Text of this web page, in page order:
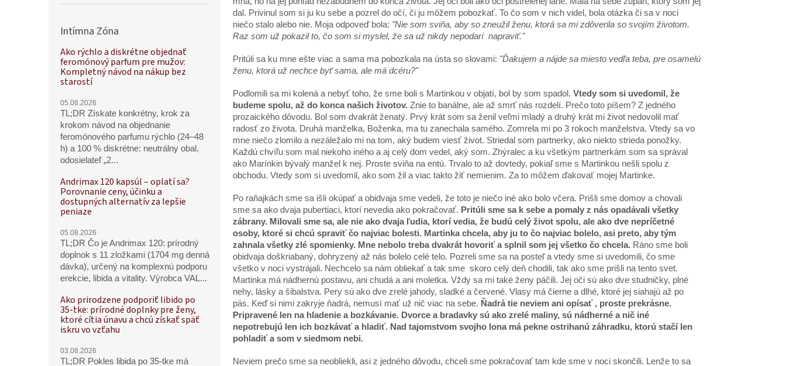
Intímna Zóna
Ako rýchlo a diskrétne objednať
feromónový parfum pre mužov:
Kompletný návod na nákup bez
starostí
05.08.2026
TL;DR Získate konkrétny, krok za
krokom návod na objednanie
feromónového parfumu rýchlo (24–48
h) a 100 % diskrétne: neutrálny obal,
odosielateľ „2...
Andrimax 120 kapsúl – oplatí sa?
Porovnanie ceny, účinku a
dostupných alternatív za lepšie
peniaze
05.08.2026
TL;DR Čo je Andrimax 120: prírodný
doplnok s 11 zložkami (1704 mg denná
dávka), určený na komplexnú podporu
erekcie, libida a vitality. Výrobca VAL...
Ako prirodzene podporiť libido po
35-tke: prírodné doplnky pre ženy,
ktoré cítia únavu a chcú získať späť
iskru vo vzťahu
03.08.2026
TL;DR Pokles libida po 35-tke má
dal. Privinul som si ju ku sebe a pozrel do očí, či ju môžem pobozkať. To čo som v nich videl, bola otázka či sa v noci
niečo stalo alebo nie. Moja odpoveď bola: "Nie som sviňa, aby so zneužil ženu, ktorá sa mi zdôverila so svojím životom.
Raz som už pokazil to, čo som si myslel, že sa už nikdy nepodarí napraviť."
Pritúli sa ku mne ešte viac a sama ma pobozkala na ústa so slovami: "Ďakujem a nájde sa miesto vedľa teba, pre osamelú
ženu, ktorá už nechce byť sama, ale má dcéru?"
Podlomili sa mi kolená a nebyť toho, že sme boli s Martinkou v objatí, bol by som spadol. Vtedy som si uvedomil, že
budeme spolu, až do konca našich životov. Znie to banálne, ale až smrť nás rozdelí. Prečo toto píšem? Z jedného
prozaického dôvodu. Bol som dvakrát ženatý. Prvý krát som sa ženil veľmi mladý a druhý krát mi život nedovolil mať
radosť zo života. Druhá manželka, Boženka, ma tu zanechala samého. Zomrela mi po 3 rokoch manželstva. Vtedy sa vo
mne niečo zlomilo a nezáležalo mi na tom, aký budem viesť život. Striedal som partnerky, ako niekto strieda ponožky.
Každú chvíľu som mal niekoho iného a aj celý dom vedel, aký som. Zhýralec a ku všetkým partnerkám som sa správal
ako Marínkin bývalý manžel k nej. Proste sviňa na entú. Trvalo to až dovtedy, pokiaľ sme s Martinkou nešli spolu z
obchodu. Vtedy som si uvedomil, ako som žil a viac takto žiť nemienim. Za to môžem ďakovať mojej Martinke.
Po raňajkách sme sa išli okúpať a obidvaja sme vedeli, že toto je niečo iné ako bolo včera. Prišli sme domov a chovali
sme sa ako dvaja pubertiaci, ktorí nevedia ako pokračovať. Pritúli sme sa k sebe a pomaly z nás opadávali všetky
zábrany. Milovali sme sa, ale nie ako dvaja ľudia, ktorí vedia, že budú celý život spolu, ale ako dve nepríčetné
osoby, ktoré si chcú spraviť čo najviac bolesti. Martinka chcela, aby ju to čo najviac bolelo, asi preto, aby tým
zahnala všetky zlé spomienky. Mne nebolo treba dvakrát hovoriť a splnil som jej všetko čo chcela. Ráno sme boli
obidvaja doškriabaný, dohryzený až nás bolelo celé telo. Pozreli sme sa na posteľ a vtedy sme si uvedomili, čo sme
všetko v noci vystrájali. Nechcelo sa nám obliekať a tak sme skoro celý deň chodili, tak ako sme prišli na tento svet.
Martinka má nádhernú postavu, ani chudá a ani moletka. Vždy sa mi také ženy páčili. Jej oči sú ako dve studničky, plné
nehy, lásky a šibalstva. Pery sú ako dve zrelé jahody, sladké a červené. Vlasy má čierne a dlhé, ktoré jej siahajú až po
pás. Keď si nimi zakryje ňadrá, nemusí mať už nič viac na sebe. Ňadrá tie neviem ani opísať , proste prekrásne.
Pripravené len na hladenie a bozkávanie. Dvorce a bradavky sú ako zrelé maliny, sú nádherné a nič iné
nepotrebujú len ich bozkávať a hladiť. Nad tajomstvom svojho lona má pekne ostrihanú záhradku, ktorú stačí len
pohladiť a som v siedmom nebi.
Neviem prečo sme sa neobliekli, asi z jedného dôvodu, chceli sme pokračovať tam kde sme v noci skončili. Lenže to sa